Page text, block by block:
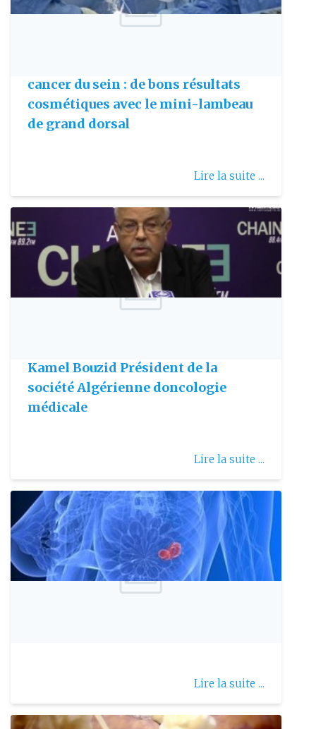
cancer du sein : de bons résultats
cosmétiques avec le mini-lambeau
de grand dorsal
Lire la suite ...
Kamel Bouzid Président de la
société Algérienne doncologie
médicale
Lire la suite ...
Lire la suite ...